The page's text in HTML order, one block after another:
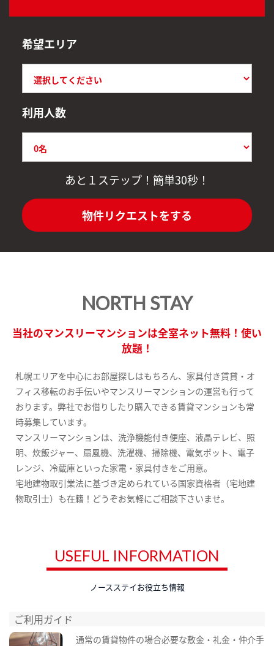
希望エリア
利用人数
あと１ステップ！簡単30秒！
物件リクエストをする
NORTH STAY
当社のマンスリーマンションは全室ネット無料！使い
放題！
札幌エリアを中心にお部屋探しはもちろん、家具付き賃貸・オ
フィス移転のお手伝いやマンスリーマンションの運営も行って
おります。弊社でお借りしたり購入できる賃貸マンションも常
時募集しています。
マンスリーマンションは、洗浄機能付き便座、液晶テレビ、照
明、炊飯ジャー、扇風機、洗濯機、掃除機、電気ポット、電子
レンジ、冷蔵庫といった家電・家具付きをご用意。
宅地建物取引業法に基づき定められている国家資格者（宅地建
物取引士）も在籍！どうぞお気軽にご相談下さいませ。
USEFUL INFORMATION
ノースステイお役立ち情報
ご利用ガイド
通常の賃貸物件の場合必要な敷金・礼金・仲介手